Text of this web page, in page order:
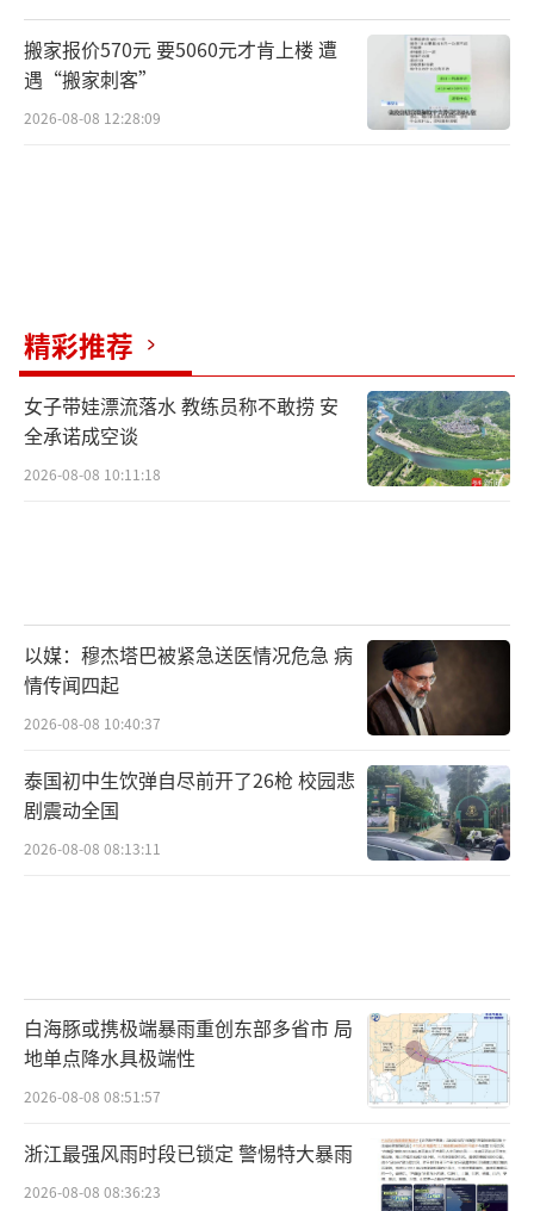
搬家报价570元 要5060元才肯上楼 遭
遇“搬家刺客”
2026-08-08 12:28:09
精彩推荐
女子带娃漂流落水 教练员称不敢捞 安
全承诺成空谈
2026-08-08 10:11:18
以媒：穆杰塔巴被紧急送医情况危急 病
情传闻四起
2026-08-08 10:40:37
泰国初中生饮弹自尽前开了26枪 校园悲
剧震动全国
2026-08-08 08:13:11
白海豚或携极端暴雨重创东部多省市 局
地单点降水具极端性
2026-08-08 08:51:57
浙江最强风雨时段已锁定 警惕特大暴雨
2026-08-08 08:36:23